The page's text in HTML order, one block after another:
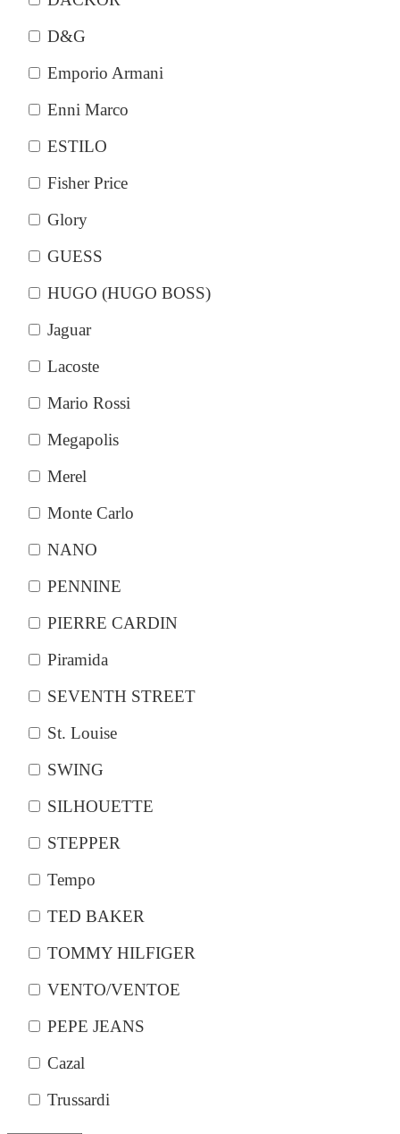
D&G
Emporio Armani
Enni Marco
ESTILO
Fisher Price
Glory
GUESS
HUGO (HUGO BOSS)
Jaguar
Lacoste
Mario Rossi
Megapolis
Merel
Monte Carlo
NANO
PENNINE
PIERRE CARDIN
Piramida
SEVENTH STREET
St. Louise
SWING
SILHOUETTE
STEPPER
Tempo
TED BAKER
TOMMY HILFIGER
VENTO/VENTOE
PEPE JEANS
Cazal
Trussardi